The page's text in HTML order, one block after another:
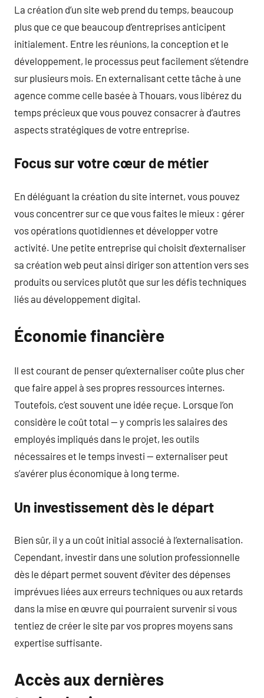
La création d’un site web prend du temps, beaucoup
plus que ce que beaucoup d’entreprises anticipent
initialement. Entre les réunions, la conception et le
développement, le processus peut facilement s’étendre
sur plusieurs mois. En externalisant cette tâche à une
agence comme celle basée à Thouars, vous libérez du
temps précieux que vous pouvez consacrer à d’autres
aspects stratégiques de votre entreprise.
Focus sur votre cœur de métier
En déléguant la création du site internet, vous pouvez
vous concentrer sur ce que vous faites le mieux : gérer
vos opérations quotidiennes et développer votre
activité. Une petite entreprise qui choisit d’externaliser
sa création web peut ainsi diriger son attention vers ses
produits ou services plutôt que sur les défis techniques
liés au développement digital.
Économie financière
Il est courant de penser qu’externaliser coûte plus cher
que faire appel à ses propres ressources internes.
Toutefois, c’est souvent une idée reçue. Lorsque l’on
considère le coût total — y compris les salaires des
employés impliqués dans le projet, les outils
nécessaires et le temps investi — externaliser peut
s’avérer plus économique à long terme.
Un investissement dès le départ
Bien sûr, il y a un coût initial associé à l’externalisation.
Cependant, investir dans une solution professionnelle
dès le départ permet souvent d’éviter des dépenses
imprévues liées aux erreurs techniques ou aux retards
dans la mise en œuvre qui pourraient survenir si vous
tentiez de créer le site par vos propres moyens sans
expertise suffisante.
Accès aux dernières